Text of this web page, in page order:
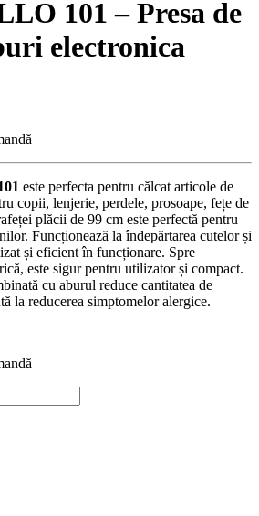
101 – Presa de
electronica
este perfecta pentru călcat articole de
copii, lenjerie, perdele, prosoape, fețe de
plăcii de 99 cm este perfectă pentru
Funcționează la îndepărtarea cutelor și
și eficient în funcționare. Spre
este sigur pentru utilizator și compact.
cu aburul reduce cantitatea de
la reducerea simptomelor alergice.